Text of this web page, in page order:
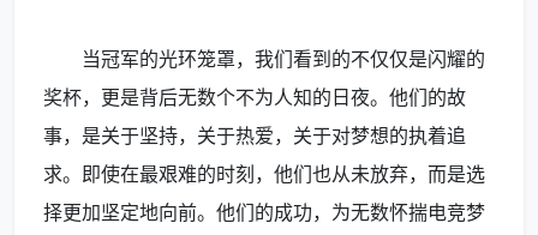
当冠军的光环笼罩，我们看到的不仅仅是闪耀的
奖杯，更是背后无数个不为人知的日夜。他们的故
事，是关于坚持，关于热爱，关于对梦想的执着追
求。即使在最艰难的时刻，他们也从未放弃，而是选
择更加坚定地向前。他们的成功，为无数怀揣电竞梦